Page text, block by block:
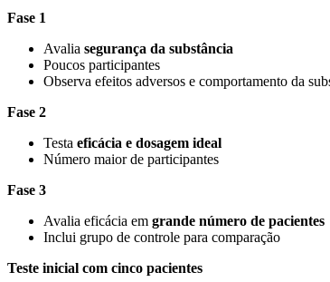
Fase 1
Avalia segurança da substância
Poucos participantes
Observa efeitos adversos e comportamento da
Fase 2
Testa eficácia e dosagem ideal
Número maior de participantes
Fase 3
Avalia eficácia em grande número de pacientes
Inclui grupo de controle para comparação
Teste inicial com cinco pacientes